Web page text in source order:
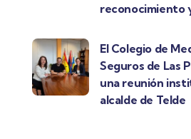
reconocimiento
El Colegio de
Seguros de Las
una reunión
alcalde de Telde